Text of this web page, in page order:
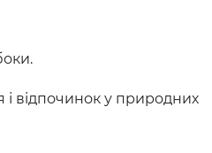
відпочинок у природних